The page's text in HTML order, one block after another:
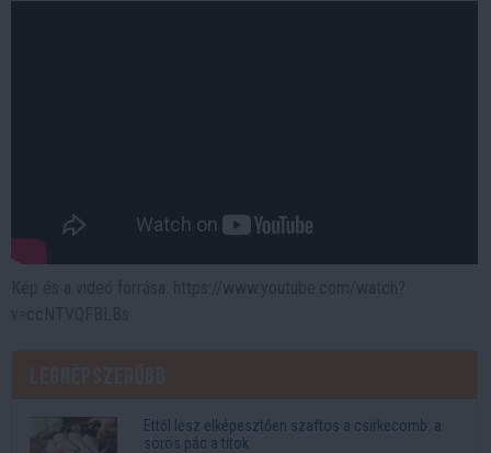
Ettől lesz elképesztően szaftos a csirkecomb: a
sörös pác a titok